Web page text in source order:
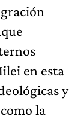
en esta
y
la